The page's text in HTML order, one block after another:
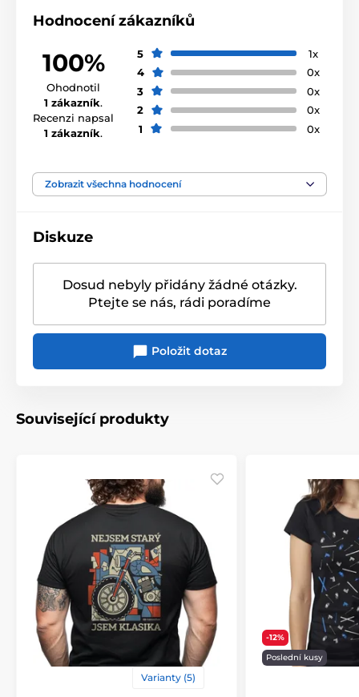
Hodnocení zákazníků
100%
Ohodnotil
1 zákazník.
Recenzi napsal
1 zákazník.
5
1x
4
0x
3
0x
2
0x
1
0x
Zobrazit všechna hodnocení
Diskuze
Dosud nebyly přidány žádné otázky.
Ptejte se nás, rádi poradíme
Položit dotaz
Související produkty
Varianty (5)
-12%
Poslední kusy